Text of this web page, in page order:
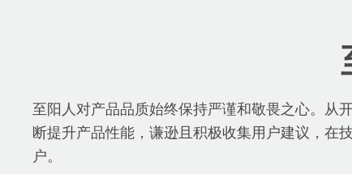
至阳人对产品品质始终保持严谨和敬畏之心。从
断提升产品性能，谦逊且积极收集用户建议，在
户。